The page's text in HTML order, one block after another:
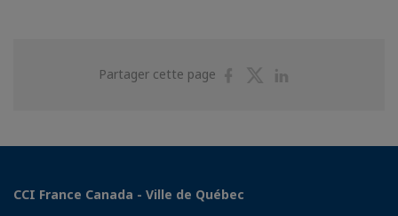
Partager cette page
PartagerPartager
CCI France Canada - Ville de Québec